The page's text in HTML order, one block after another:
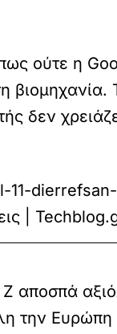
ούτε η
δεν
11-
|
αποσπά
την